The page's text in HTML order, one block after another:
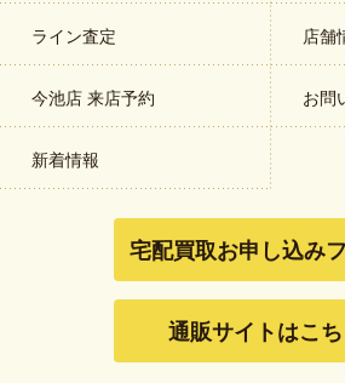
ライン査定 店舗
今池店 来店予約 お問
新着情報
宅配買取お申し込み
通販サイトはこ